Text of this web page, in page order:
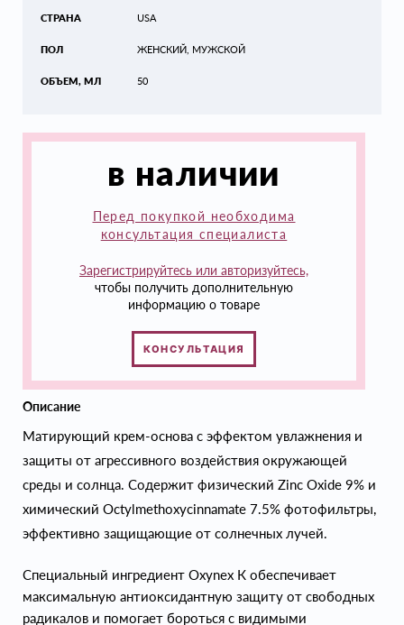
СТРАНА
ПОЛ
ОБЪЕМ, МЛ
USA
ЖЕНСКИЙ, МУЖСКОЙ
50
в наличии
Перед покупкой необходима
консультация специалиста
Зарегистрируйтесь или авторизуйтесь,
чтобы получить дополнительную
информацию о товаре
КОНСУЛЬТАЦИЯ
Описание
Матирующий крем-основа с эффектом увлажнения и
защиты от агрессивного воздействия окружающей
среды и солнца. Содержит физический Zinc Oxide 9% и
химический Octylmethoxycinnamate 7.5% фотофильтры,
эффективно защищающие от солнечных лучей.
Специальный ингредиент Oxynex К обеспечивает
максимальную антиоксидантную защиту от свободных
радикалов и помогает бороться с видимыми